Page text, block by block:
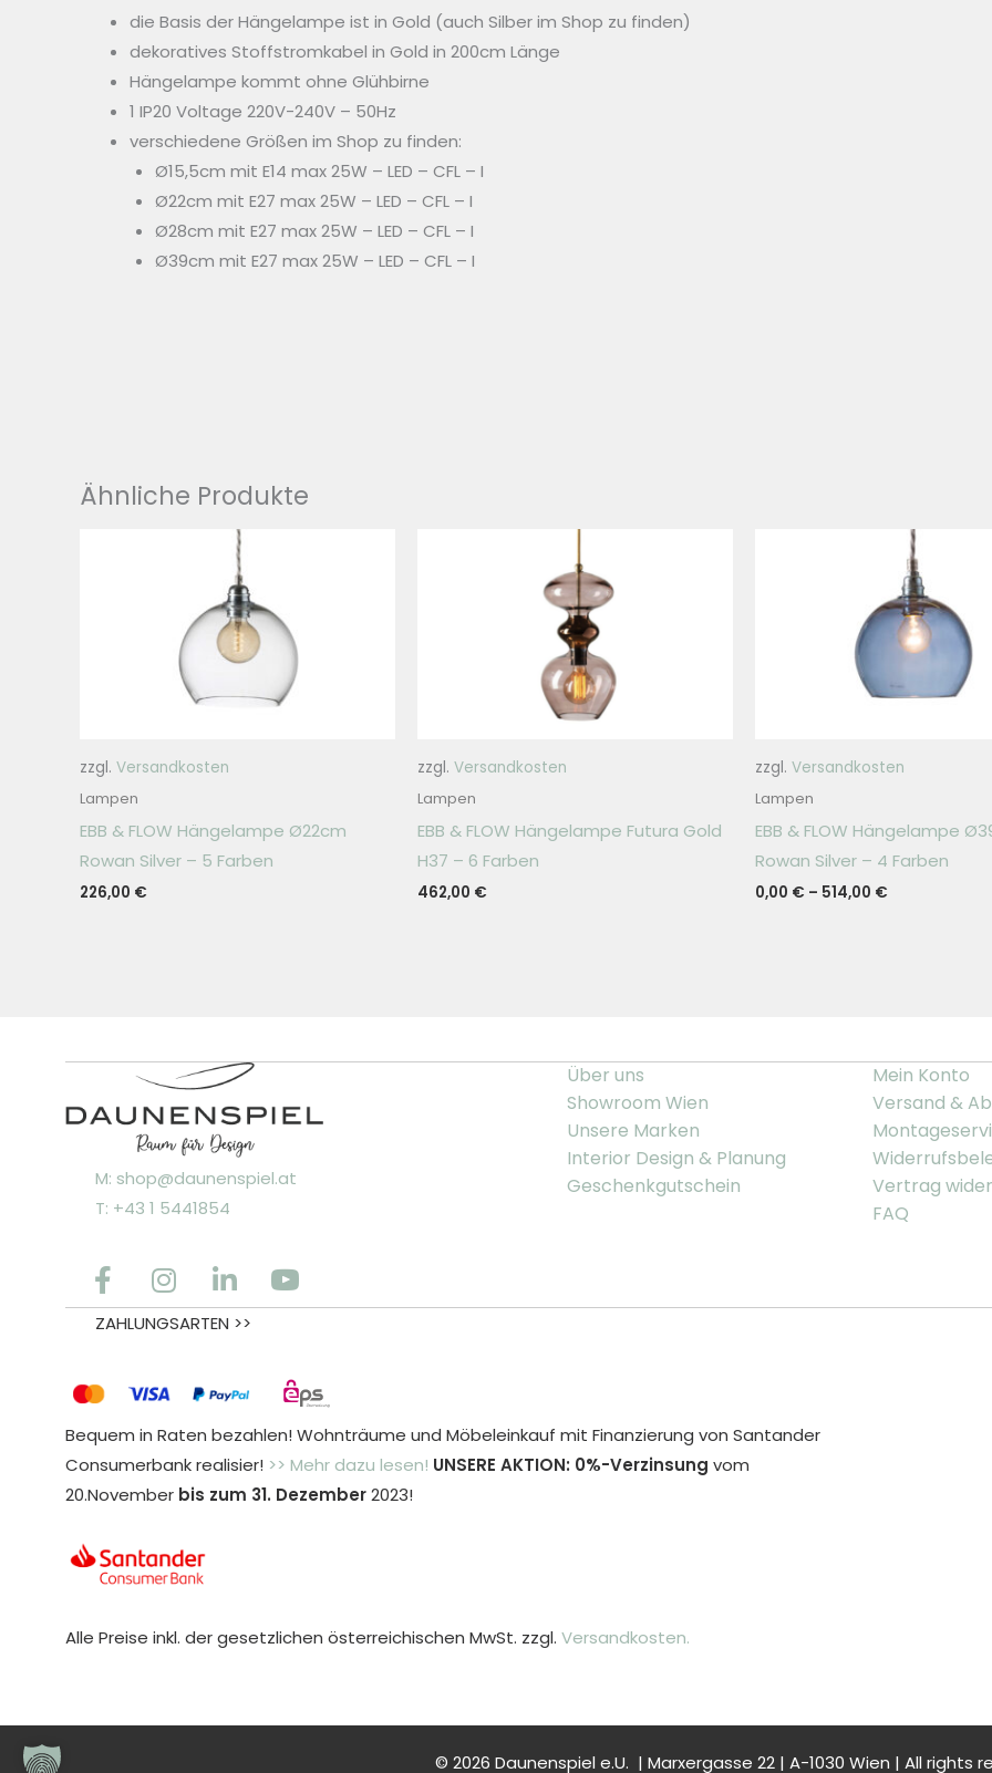
die Basis der Hängelampe ist in Gold (auch Silber im Shop zu finden)
dekoratives Stoffstromkabel in Gold in 200cm Länge
Hängelampe kommt ohne Glühbirne
1 IP20 Voltage 220V-240V – 50Hz
verschiedene Größen im Shop zu finden:
Ø15,5cm mit E14 max 25W – LED – CFL – I
Ø22cm mit E27 max 25W – LED – CFL – I
Ø28cm mit E27 max 25W – LED – CFL – I
Ø39cm mit E27 max 25W – LED – CFL – I
Ähnliche Produkte
zzgl. Versandkosten
Lampen
EBB & FLOW Hängelampe Ø22cm
Rowan Silver – 5 Farben
226,00 €
zzgl. Versandkosten
Lampen
EBB & FLOW Hängelampe Futura Gold
H37 – 6 Farben
462,00 €
zzgl. Versandkosten
Lampen
EBB & FLOW Hängelampe
Rowan Silver – 4 Farben
0,00 € – 514,00 €
M: shop@daunenspiel.at
T: +43 1 5441854
Über uns
Showroom Wien
Unsere Marken
Interior Design & Planung
Geschenkgutschein
Mein Konto
Versand &
Vertrag
FAQ
ZAHLUNGSARTEN >>
Bequem in Raten bezahlen! Wohnträume und Möbeleinkauf mit Finanzierung von Santander
Consumerbank realisier! >> Mehr dazu lesen! UNSERE AKTION: 0%-Verzinsung vom
20.November bis zum 31. Dezember2023!
Alle Preise inkl. der gesetzlichen österreichischen MwSt. zzgl. Versandkosten.
© 2026 Daunenspiel e.U. | Marxergasse 22 | A-1030 Wien | All rights